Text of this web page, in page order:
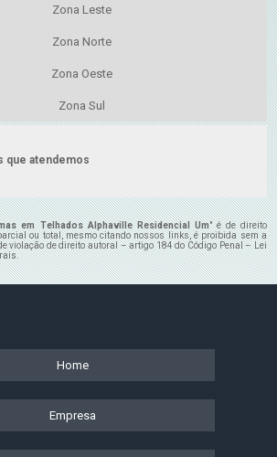
Zona Leste
Zona Norte
Zona Oeste
Zona Sul
que atendemos
em Telhados Alphaville Residencial Um" é de direito
ou total, mesmo citando nossos links, é proibida sem a
violação de direito autoral – artigo 184 do Código Penal –Lei
.
Home
Empresa